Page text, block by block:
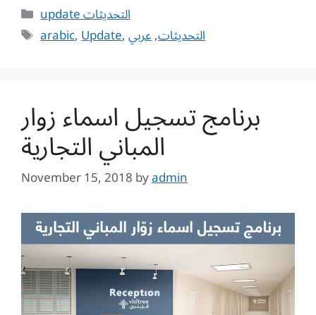
Categoriesupdate التحديثات
Tags
arabic,Update, التحديثات,عربي
برنامج تسجيل اسماء زوار
المباني التجارية
November 15, 2018byadmin